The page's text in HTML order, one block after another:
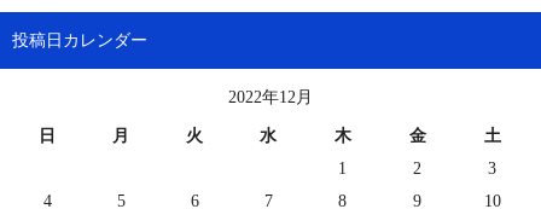
投稿日カレンダー
2022年12月
日 月 火 水 木 金
土
1
2
3
4
5 6 7 8 9 10